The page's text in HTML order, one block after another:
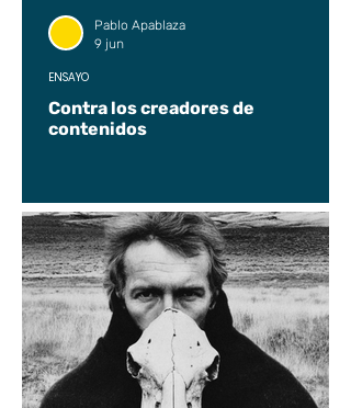
Contra los creadores de
contenidos
ENSAYO
Pablo Apablaza
9 jun